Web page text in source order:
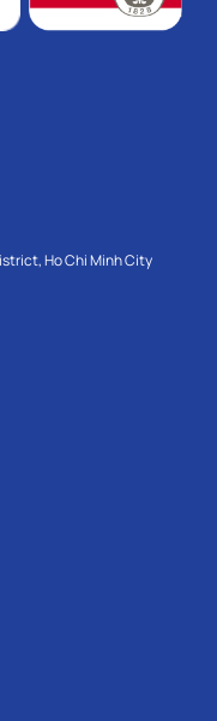
Ho Chi Minh City